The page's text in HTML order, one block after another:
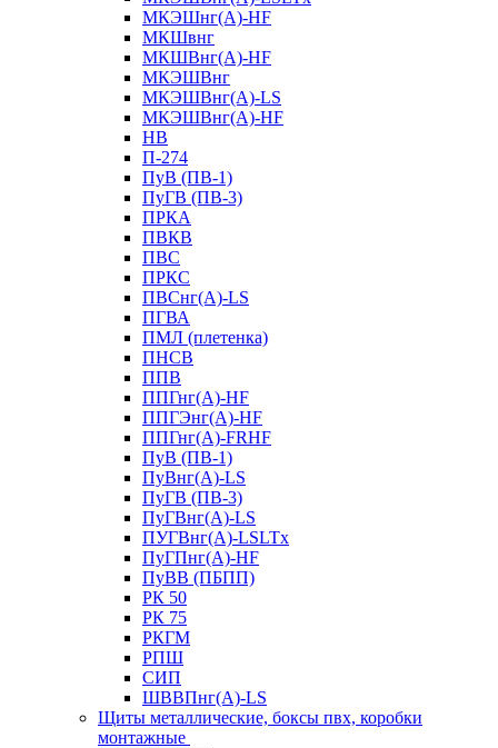
МКЭШнг(А)-HF
МКШвнг
МКШВнг(А)-HF
МКЭШВнг
МКЭШВнг(А)-LS
МКЭШВнг(А)-HF
НВ
П-274
ПуВ (ПВ-1)
ПуГВ (ПВ-3)
ПРКА
ПВКВ
ПВС
ПРКС
ПВСнг(А)-LS
ПГВА
ПМЛ (плетенка)
ПНСВ
ППВ
ППГнг(А)-HF
ППГЭнг(А)-HF
ППГнг(А)-FRHF
ПуВ (ПВ-1)
ПуВнг(А)-LS
ПуГВ (ПВ-3)
ПуГВнг(А)-LS
ПУГВнг(А)-LSLTx
ПуГПнг(А)-HF
ПуВВ (ПБПП)
РК 50
РК 75
РКГМ
РПШ
СИП
ШВВПнг(А)-LS
Щиты металлические, боксы пвх, коробки
монтажные